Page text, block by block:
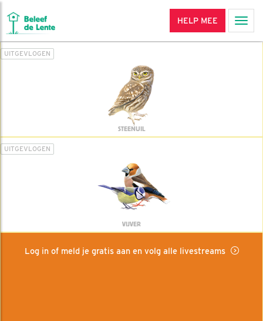
HELP MEE
UITGEVLOGEN
STEENUIL
UITGEVLOGEN
VIJVER
Log in of meld je gratis aan en volg alle livestreams